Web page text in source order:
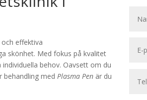
effektiva
skönhet. Med fokus på kvalitet
behov. Oavsett om du
behandling med Plasma Pen är du